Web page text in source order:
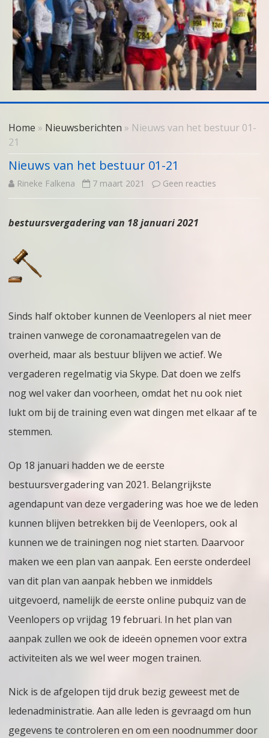
content
Home » Nieuwsberichten » Nieuws van het bestuur 01-
21
Nieuws van het bestuur 01-21
Rineke Falkena 7 maart 2021 Geen reacties
bestuursvergadering van 18 januari 2021
Sinds half oktober kunnen de Veenlopers al niet meer
trainen vanwege de coronamaatregelen van de
overheid, maar als bestuur blijven we actief. We
vergaderen regelmatig via Skype. Dat doen we zelfs
nog wel vaker dan voorheen, omdat het nu ook niet
lukt om bij de training even wat dingen met elkaar af te
stemmen.
Op 18 januari hadden we de eerste
bestuursvergadering van 2021. Belangrijkste
agendapunt van deze vergadering was hoe we de leden
kunnen blijven betrekken bij de Veenlopers, ook al
kunnen we de trainingen nog niet starten. Daarvoor
maken we een plan van aanpak. Een eerste onderdeel
van dit plan van aanpak hebben we inmiddels
uitgevoerd, namelijk de eerste online pubquiz van de
Veenlopers op vrijdag 19 februari. In het plan van
aanpak zullen we ook de ideeën opnemen voor extra
activiteiten als we wel weer mogen trainen.
Nick is de afgelopen tijd druk bezig geweest met de
ledenadministratie. Aan alle leden is gevraagd om hun
gegevens te controleren en om een noodnummer door